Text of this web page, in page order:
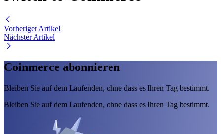
Vorheriger Artikel
Nächster Artikel
Coinmerce abonnieren
Bleiben Sie auf dem Laufenden, ohne dass es Ihren Tag bestimmt.
Bleiben Sie auf dem Laufenden, ohne dass es Ihren Tag bestimmt.